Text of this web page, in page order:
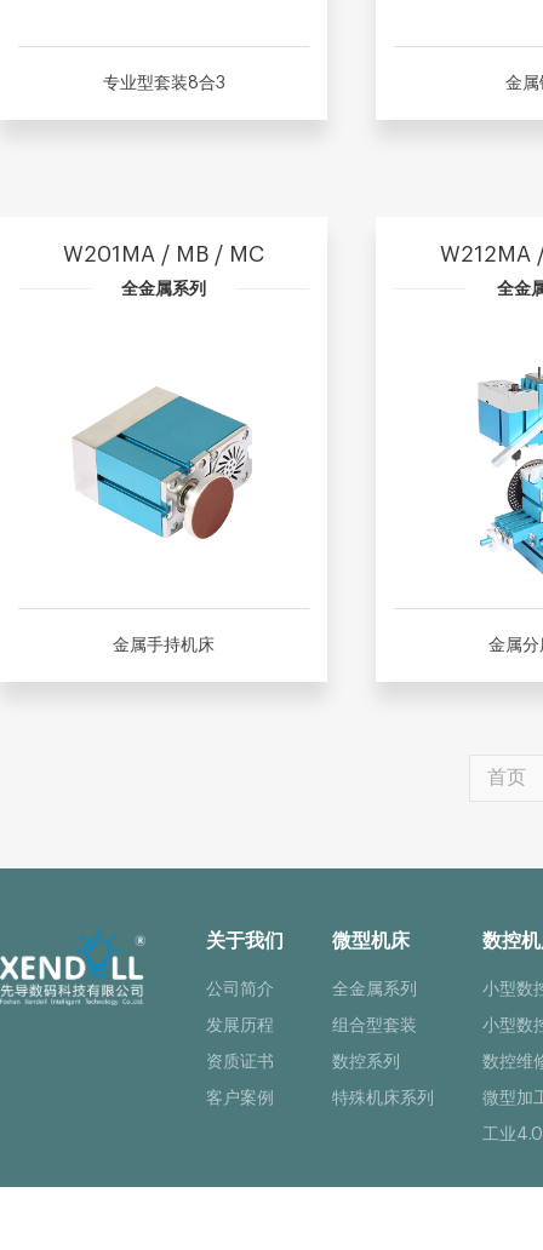
专业型套装8合3 金属
W201MA / MB / MC
全金属系列
金属手持机床
W212MA
全金
金属分
首页
关于我们
公司简介
发展历程
资质证书
客户案例
微型机床
全金属系列
组合型套装
数控系列
特殊机床系列
数控
小型数
小型数
数控维
微型加
工业4.0